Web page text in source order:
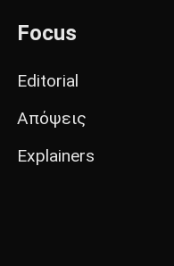
Focus
Editorial
Απόψεις
Explainers